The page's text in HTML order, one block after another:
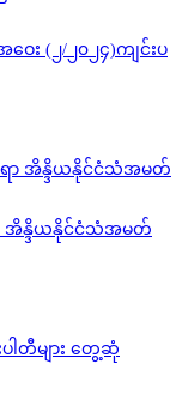
ေး (၂/၂၀၂၄)ကျင်းပ
ာ အိန္ဒိယနိုင်ငံသံအမတ်